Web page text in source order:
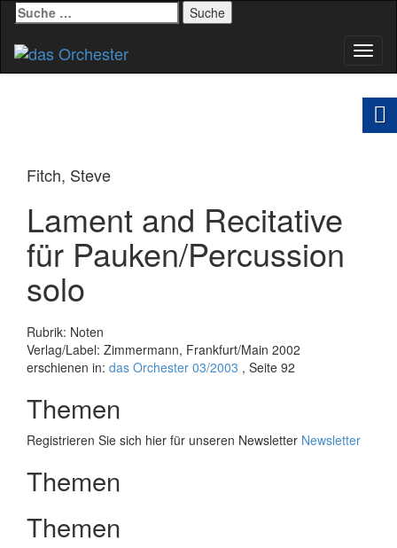
Suche
nach:
Fitch, Steve
Lament and Recitative
für Pauken/Percussion
solo
Rubrik: Noten
Verlag/Label: Zimmermann, Frankfurt/Main 2002
erschienen in: das Orchester 03/2003 , Seite 92
Themen
Registrieren Sie sich hier für unseren Newsletter Newsletter
Themen
Themen